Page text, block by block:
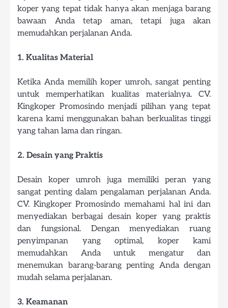
koper yang tepat tidak hanya akan menjaga barang
bawaan Anda tetap aman, tetapi juga akan
memudahkan perjalanan Anda.
1. Kualitas Material
Ketika Anda memilih koper umroh, sangat penting
untuk memperhatikan kualitas materialnya. CV.
Kingkoper Promosindo menjadi pilihan yang tepat
karena kami menggunakan bahan berkualitas tinggi
yang tahan lama dan ringan.
2. Desain yang Praktis
Desain koper umroh juga memiliki peran yang
sangat penting dalam pengalaman perjalanan Anda.
CV. Kingkoper Promosindo memahami hal ini dan
menyediakan berbagai desain koper yang praktis
dan fungsional. Dengan menyediakan ruang
penyimpanan yang optimal, koper kami
memudahkan Anda untuk mengatur dan
menemukan barang-barang penting Anda dengan
mudah selama perjalanan.
3. Keamanan